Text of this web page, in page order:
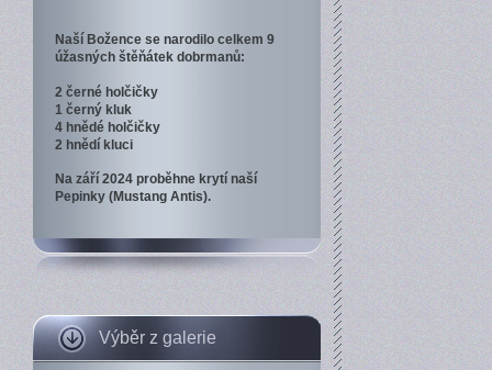
Naší Božence se narodilo celkem 9
úžasných štěňátek dobrmanů:
2 černé holčičky
1 černý kluk
4 hnědé holčičky
2 hnědí kluci
Na září 2024 proběhne krytí naší
Pepinky (Mustang Antis).
Výběr z galerie